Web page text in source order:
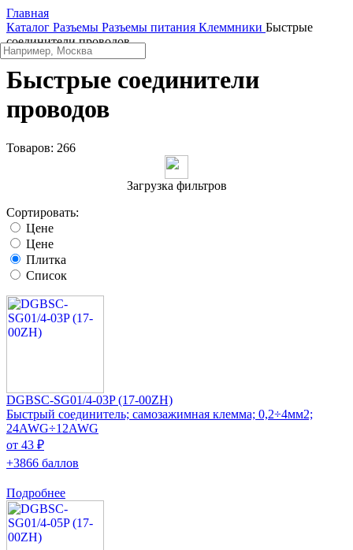
Главная
Каталог Разъeмы Разъeмы питания Клеммники Быстрые
соединители проводов
Быстрые соединители
проводов
Товаров: 266
Загрузка фильтров
Сортировать:
Цене
Цене
Плитка
Список
DGBSC-SG01/4-03P (17-00ZH)
Быстрый соединитель; самозажимная клемма; 0,2÷4мм2;
24AWG÷12AWG
от 43 ₽
+3866 баллов
Подробнее